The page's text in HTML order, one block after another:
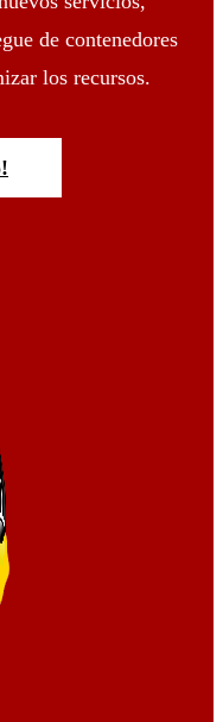
de contenedores
los recursos.